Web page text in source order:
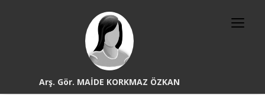
Arş. Gör. MAİDE KORKMAZ ÖZKAN